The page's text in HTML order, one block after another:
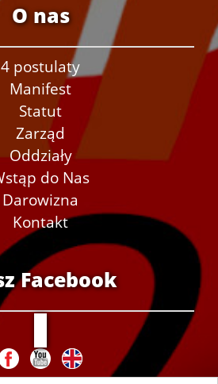
O nas
4 postulaty
Manifest
Statut
Zarząd
Oddziały
do Nas
Darowizna
Kontakt
Facebook